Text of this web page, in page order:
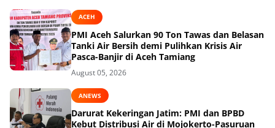
ACEH
PMI Aceh Salurkan 90 Ton Tawas dan Belasan
Tanki Air Bersih demi Pulihkan Krisis Air
Pasca-Banjir di Aceh Tamiang
August 05, 2026
ANEWS
Darurat Kekeringan Jatim: PMI dan BPBD
Kebut Distribusi Air di Mojokerto-Pasuruan